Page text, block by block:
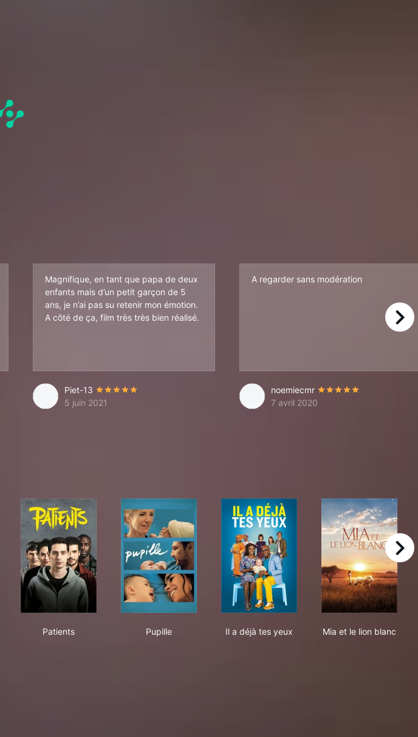
Magnifique, en tant que papa de deux
enfants mais d’un petit garçon de 5
ans, je n’ai pas su retenir mon émotion.
A côté de ça, film très très bien réalisé.
Piet-13
5 juin 2021
A regarder sans modération
noemiecmr
7 avril 2020
right
Patients
Pupille
Il a déjà tes yeux
Mia et le lion blanc
right